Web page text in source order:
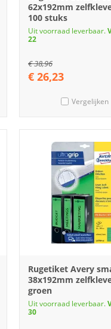
62x192mm
100 stuks
Uit voorraad leverbaar.
22
€38,96
€ 26,23
Vergelijken
Rugetiket Avery
38x192mm
groen
Uit voorraad leverbaar.
30